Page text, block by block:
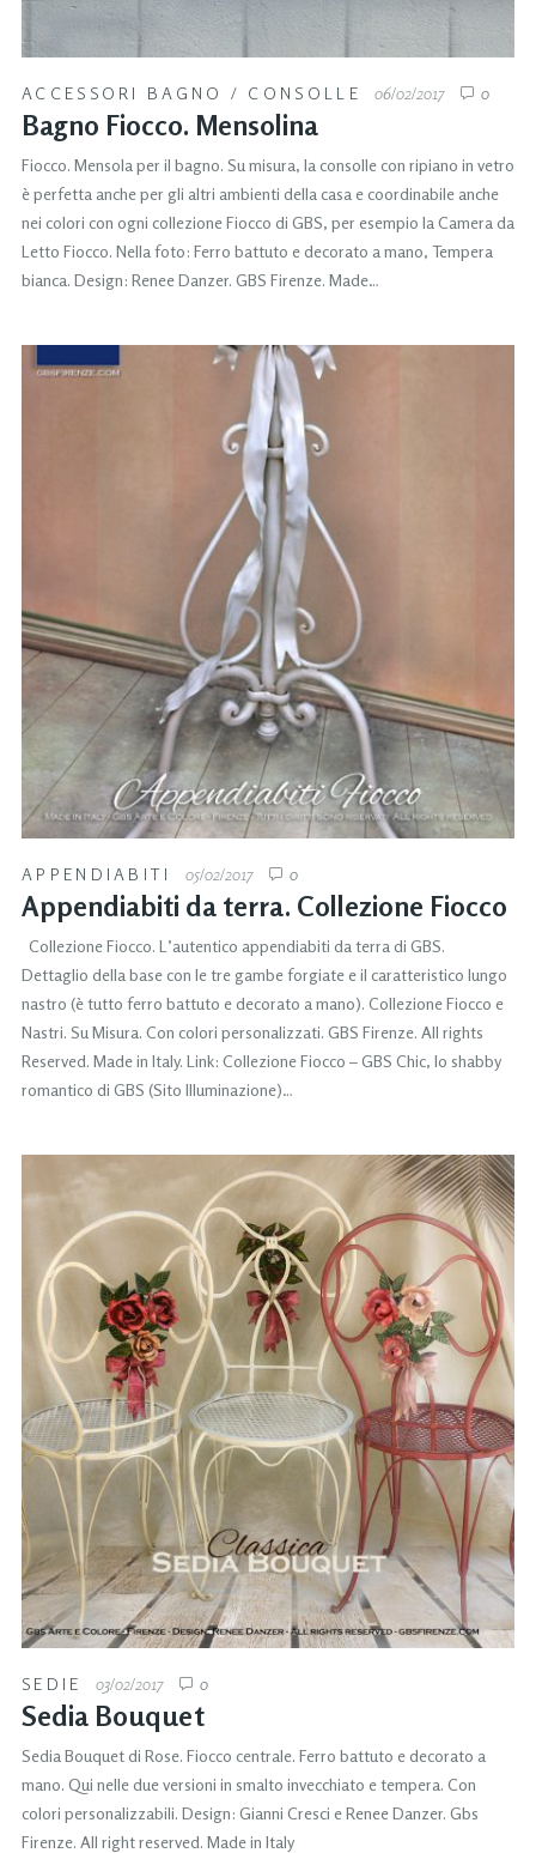
ACCESSORI BAGNO / CONSOLLE 06/02/2017 0
Bagno Fiocco. Mensolina
Fiocco. Mensola per il bagno. Su misura, la consolle con ripiano in vetro
è perfetta anche per gli altri ambienti della casa e coordinabile anche
nei colori con ogni collezione Fiocco di GBS, per esempio la Camera da
Letto Fiocco. Nella foto: Ferro battuto e decorato a mano, Tempera
bianca. Design: Renee Danzer. GBS Firenze. Made…
APPENDIABITI 05/02/2017 0
Appendiabiti da terra. Collezione Fiocco
Collezione Fiocco. L’autentico appendiabiti da terra di GBS.
Dettaglio della base con le tre gambe forgiate e il caratteristico lungo
nastro (è tutto ferro battuto e decorato a mano). Collezione Fiocco e
Nastri. Su Misura. Con colori personalizzati. GBS Firenze. All rights
Reserved. Made in Italy. Link: Collezione Fiocco – GBS Chic, lo shabby
romantico di GBS (Sito Illuminazione)…
SEDIE 03/02/2017 0
Sedia Bouquet
Sedia Bouquet di Rose. Fiocco centrale. Ferro battuto e decorato a
mano. Qui nelle due versioni in smalto invecchiato e tempera. Con
colori personalizzabili. Design: Gianni Cresci e Renee Danzer. Gbs
Firenze. All right reserved. Made in Italy